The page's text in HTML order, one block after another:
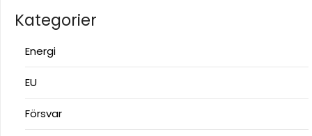
Kategorier
Energi
EU
Försvar